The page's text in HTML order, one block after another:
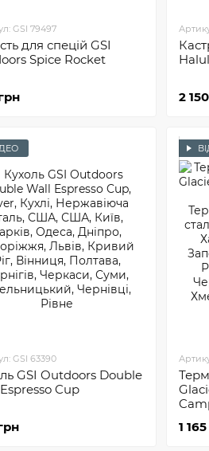
GSI 79497
для спецій GSI
Spice Rocket
2
GSI 63390
GSI Outdoors Double
Cup
1